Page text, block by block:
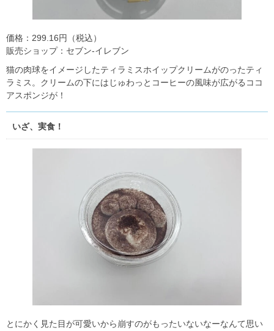
価格：299.16円（税込）
販売ショップ：セブン‐イレブン
猫の肉球をイメージしたティラミスホイップクリームがのったティ
ラミス。クリームの下にはじゅわっとコーヒーの風味が広がるココ
アスポンジが！
いざ、実食！
とにかく見た目が可愛いから崩すのがもったいないなーなんて思い